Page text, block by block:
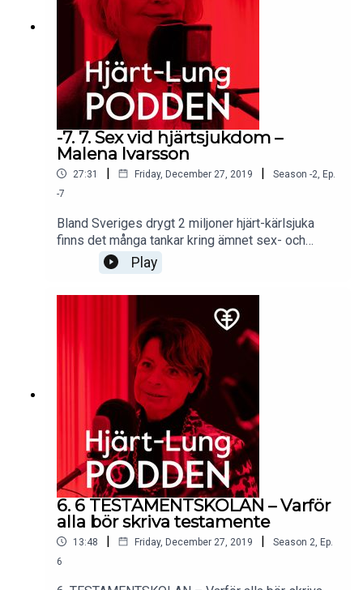
-7. 7. Sex vid hjärtsjukdom –
Malena Ivarsson
27:31 | Friday, December 27, 2019 | Season -2, Ep.
-7
Bland Sveriges drygt 2 miljoner hjärt-kärlsjuka
finns det många tankar kring ämnet sex- och
samlevnad. Hjärt-LungPodden bjöd in sexolog
Malena Ivarsson för att prata om frågor och
funderingar bland drabbade. Programmets gästas
även av en professor och överläkare som
kommenterar medicinering och eventuella risker
med sexuell aktivitet i samband med
Play
6. 6 TESTAMENTSKOLAN – Varför
alla bör skriva testamente
13:48 | Friday, December 27, 2019 | Season 2, Ep.
6